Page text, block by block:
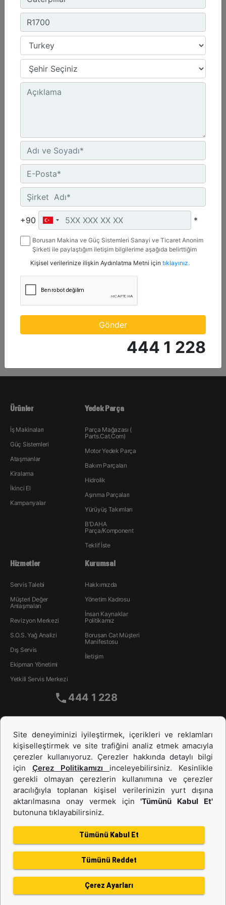
R1700
Motor Modeli :
Cat® C13
345 hp - 257 kW
Nominal Yük Kapasitesi :
33069 lb - 15000 kg
Detay
Karşılaştır
+90 *
Borusan Makina ve Güç Sistemleri Sanayi ve Ticaret Anonim
Şirketi ile paylaştığım iletişim bilgilerime aşağıda belirttiğim
mesaj gönderilmesine izin veriyorum.
Kişisel verilerinize ilişkin Aydınlatma Metni için tıklayınız.
Gönder
444 1 228
Ürünler
İş Makinaları
Güç Sistemleri
Ataşmanlar
Kiralama
İkinci El
Kampanyalar
Yedek Parça
Parça Mağazası (
Parts.Cat.Com)
Motor Yedek Parça
Bakım Parçaları
Hidrolik
Aşınma Parçaları
Yürüyüş Takımları
B'DAHA
Parça/Komponent
Teklif İste
Hizmetler
Servis Talebi
Müşteri Değer
Anlaşmaları
Revizyon Merkezi
S.O.S. Yağ Analizi
Dış Servis
Ekipman Yönetimi
Yetkili Servis Merkezi
Kurumsal
Hakkımızda
Yönetim Kadrosu
İnsan Kaynakları
Politikamız
Borusan Cat Müşteri
Manifestosu
İletişim
444 1 228
İş Makinası ve Güç Sistemleri
İkinci el ve Kiralama
Gizlilik Politikası
Kullanım Şartları
Çerez politikası
Bilgi Toplumu Hizmeti
Kişisel Verilerin Korunması
Site deneyiminizi iyileştirmek, içerikleri ve reklamları
kişiselleştirmek ve site trafiğini analiz etmek amacıyla
çerezler kullanıyoruz. Çerezler hakkında detaylı bilgi
için Çerez Politikamızı inceleyebilirsiniz. Kesinlikle
gerekli olmayan çerezlerin kullanımına ve çerezler
aracılığıyla toplanan kişisel verilerinizin yurt dışına
aktarılmasına onay vermek için'Tümünü Kabul Et'
butonuna tıklayabilirsiniz.
Tümünü Kabul Et
Tümünü Reddet
Çerez Ayarları